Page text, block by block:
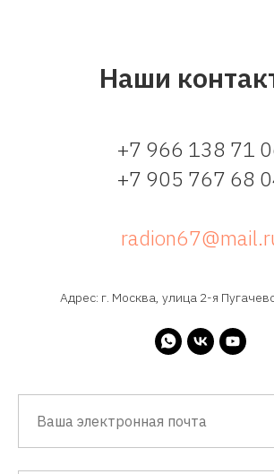
Наши
+7 966 138 71
+7 905 767 68
Адрес: г. Москва, улица 2-я